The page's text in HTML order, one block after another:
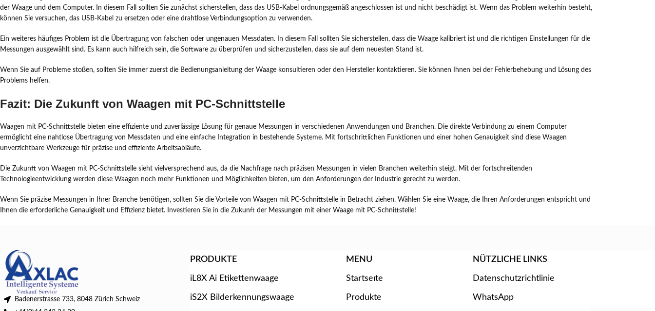
der Waage und dem Computer. In diesem Fall sollten Sie zunächst sicherstellen, dass das USB-Kabel ordnungsgemäß angeschlossen ist und nicht beschädigt ist. Wenn das Problem weiterhin besteht,
können Sie versuchen, das USB-Kabel zu ersetzen oder eine drahtlose Verbindungsoption zu verwenden.
Ein weiteres häufiges Problem ist die Übertragung von falschen oder ungenauen Messdaten. In diesem Fall sollten Sie sicherstellen, dass die Waage kalibriert ist und die richtigen Einstellungen für die
Messungen ausgewählt sind. Es kann auch hilfreich sein, die Software zu überprüfen und sicherzustellen, dass sie auf dem neuesten Stand ist.
Wenn Sie auf Probleme stoßen, sollten Sie immer zuerst die Bedienungsanleitung der Waage konsultieren oder den Hersteller kontaktieren. Sie können Ihnen bei der Fehlerbehebung und Lösung des
Problems helfen.
Fazit: Die Zukunft von Waagen mit PC-Schnittstelle
Waagen mit PC-Schnittstelle bieten eine effiziente und zuverlässige Lösung für genaue Messungen in verschiedenen Anwendungen und Branchen. Die direkte Verbindung zu einem Computer
ermöglicht eine nahtlose Übertragung von Messdaten und eine einfache Integration in bestehende Systeme. Mit fortschrittlichen Funktionen und einer hohen Genauigkeit sind diese Waagen
unverzichtbare Werkzeuge für präzise und effiziente Arbeitsabläufe.
Die Zukunft von Waagen mit PC-Schnittstelle sieht vielversprechend aus, da die Nachfrage nach präzisen Messungen in vielen Branchen weiterhin steigt. Mit der fortschreitenden
Technologieentwicklung werden diese Waagen noch mehr Funktionen und Möglichkeiten bieten, um den Anforderungen der Industrie gerecht zu werden.
Wenn Sie präzise Messungen in Ihrer Branche benötigen, sollten Sie die Vorteile von Waagen mit PC-Schnittstelle in Betracht ziehen. Wählen Sie eine Waage, die Ihren Anforderungen entspricht und
Ihnen die erforderliche Genauigkeit und Effizienz bietet. Investieren Sie in die Zukunft der Messungen mit einer Waage mit PC-Schnittstelle!
Badenerstrasse 733, 8048 Zürich Schweiz
PRODUKTE
iL8X Ai Etikettenwaage
iS2X Bilderkennungswaage
MENU
Startseıte
Produkte
NÜTZLICHE LINKS
Datenschutzrichtlinie
WhatsApp